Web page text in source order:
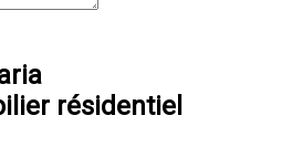
résidentiel